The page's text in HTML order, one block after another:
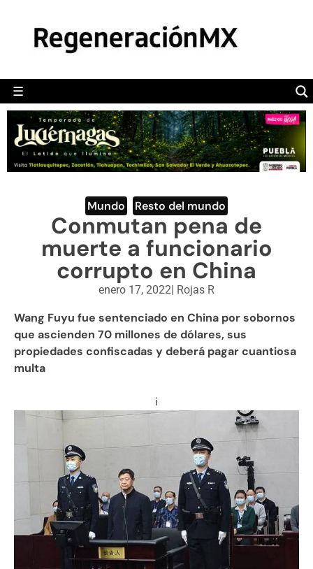
☰
POLÍTICA
CAMALEÓN
OPINIÓN
DEPORTES
ENGLISH SECTION
VIDEOS
Mundo Resto del mundo
Conmutan pena de
muerte a funcionario
corrupto en China
enero 17, 2022| Rojas R
Wang Fuyu fue sentenciado en China por sobornos
que ascienden 70 millones de dólares, sus
propiedades confiscadas y deberá pagar cuantiosa
multa
i